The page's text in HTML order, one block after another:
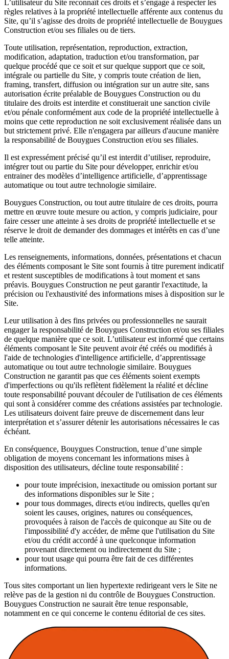
L’utilisateur du Site reconnaît ces droits et s’engage à respecter les
règles relatives à la propriété intellectuelle afférente aux contenus du
Site, qu’il s’agisse des droits de propriété intellectuelle de Bouygues
Construction et/ou ses filiales ou de tiers.
Toute utilisation, représentation, reproduction, extraction,
modification, adaptation, traduction et/ou transformation, par
quelque procédé que ce soit et sur quelque support que ce soit,
intégrale ou partielle du Site, y compris toute création de lien,
framing, transfert, diffusion ou intégration sur un autre site, sans
autorisation écrite préalable de Bouygues Construction ou du
titulaire des droits est interdite et constituerait une sanction civile
et/ou pénale conformément aux code de la propriété intellectuelle à
moins que cette reproduction ne soit exclusivement réalisée dans un
but strictement privé. Elle n'engagera par ailleurs d'aucune manière
la responsabilité de Bouygues Construction et/ou ses filiales.
Il est expressément précisé qu’il est interdit d’utiliser, reproduire,
intégrer tout ou partie du Site pour développer, enrichir et/ou
entrainer des modèles d’intelligence artificielle, d’apprentissage
automatique ou tout autre technologie similaire.
Bouygues Construction, ou tout autre titulaire de ces droits, pourra
mettre en œuvre toute mesure ou action, y compris judiciaire, pour
faire cesser une atteinte à ses droits de propriété intellectuelle et se
réserve le droit de demander des dommages et intérêts en cas d’une
telle atteinte.
Les renseignements, informations, données, présentations et chacun
des éléments composant le Site sont fournis à titre purement indicatif
et restent susceptibles de modifications à tout moment et sans
préavis. Bouygues Construction ne peut garantir l'exactitude, la
précision ou l'exhaustivité des informations mises à disposition sur le
Site.
Leur utilisation à des fins privées ou professionnelles ne saurait
engager la responsabilité de Bouygues Construction et/ou ses filiales
de quelque manière que ce soit. L’utilisateur est informé que certains
éléments composant le Site peuvent avoir été créés ou modifiés à
l'aide de technologies d'intelligence artificielle, d’apprentissage
automatique ou tout autre technologie similaire. Bouygues
Construction ne garantit pas que ces éléments soient exempts
d'imperfections ou qu'ils reflètent fidèlement la réalité et décline
toute responsabilité pouvant découler de l'utilisation de ces éléments
qui sont à considérer comme des créations assistées par technologie.
Les utilisateurs doivent faire preuve de discernement dans leur
interprétation et s’assurer détenir les autorisations nécessaires le cas
échéant.
En conséquence, Bouygues Construction, tenue d’une simple
obligation de moyens concernant les informations mises à
disposition des utilisateurs, décline toute responsabilité :
pour toute imprécision, inexactitude ou omission portant sur
des informations disponibles sur le Site ;
pour tous dommages, directs et/ou indirects, quelles qu'en
soient les causes, origines, natures ou conséquences,
provoquées à raison de l'accès de quiconque au Site ou de
l'impossibilité d'y accéder, de même que l'utilisation du Site
et/ou du crédit accordé à une quelconque information
provenant directement ou indirectement du Site ;
pour tout usage qui pourra être fait de ces différentes
informations.
Tous sites comportant un lien hypertexte redirigeant vers le Site ne
relève pas de la gestion ni du contrôle de Bouygues Construction.
Bouygues Construction ne saurait être tenue responsable,
notamment en ce qui concerne le contenu éditorial de ces sites.